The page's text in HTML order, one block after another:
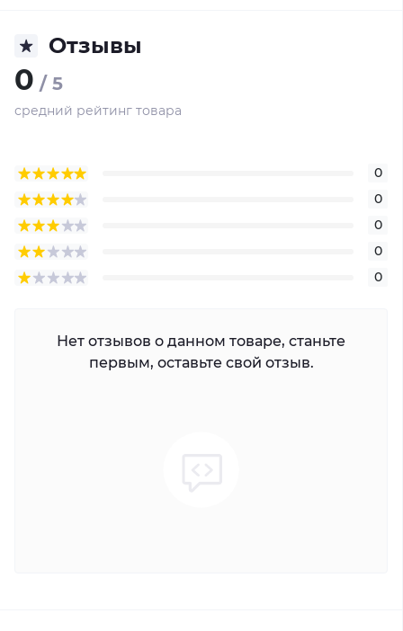
Отзывы
0 / 5
средний рейтинг товара
0
0
0
0
0
Нет отзывов о данном товаре, станьте
первым, оставьте свой отзыв.